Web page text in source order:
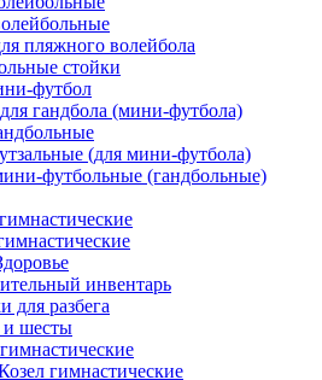
пляжного волейбола
стойки
футбол
гандбола (мини-футбола)
(для мини-футбола)
футбольные (гандбольные)
инвентарь
для разбега
шесты
гимнастические